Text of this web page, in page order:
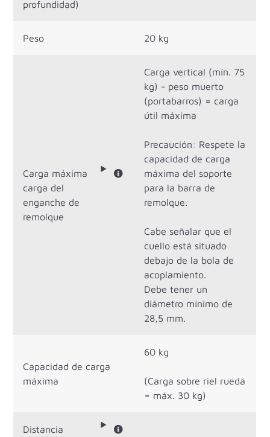
profundidad)
Peso 20 kg
Carga máxima
carga del
enganche de
remolque
Carga vertical (mín. 75
kg) - peso muerto
(portabarros) = carga
útil máxima
Precaución: Respete la
capacidad de carga
máxima del soporte
para la barra de
remolque.
Cabe señalar que el
cuello está situado
debajo de la bola de
acoplamiento.
Debe tener un
diámetro mínimo de
28,5 mm.
Capacidad de carga
máxima
60 kg
(Carga sobre riel rueda
= máx. 30 kg)
Distancia